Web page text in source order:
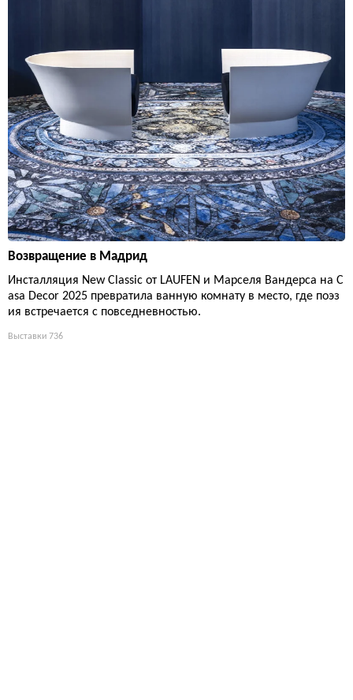
Возвращение в Мадрид
Инсталляция New Classic от LAUFEN и Марселя Вандерса на C
asa Decor 2025 превратила ванную комнату в место, где поэз
ия встречается с повседневностью.
Выставки 736